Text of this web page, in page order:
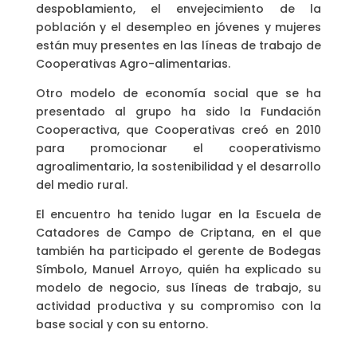
despoblamiento, el envejecimiento de la
población y el desempleo en jóvenes y mujeres
están muy presentes en las líneas de trabajo de
Cooperativas Agro-alimentarias.
Otro modelo de economía social que se ha
presentado al grupo ha sido la Fundación
Cooperactiva, que Cooperativas creó en 2010
para promocionar el cooperativismo
agroalimentario, la sostenibilidad y el desarrollo
del medio rural.
El encuentro ha tenido lugar en la Escuela de
Catadores de Campo de Criptana, en el que
también ha participado el gerente de Bodegas
Símbolo, Manuel Arroyo, quién ha explicado su
modelo de negocio, sus líneas de trabajo, su
actividad productiva y su compromiso con la
base social y con su entorno.